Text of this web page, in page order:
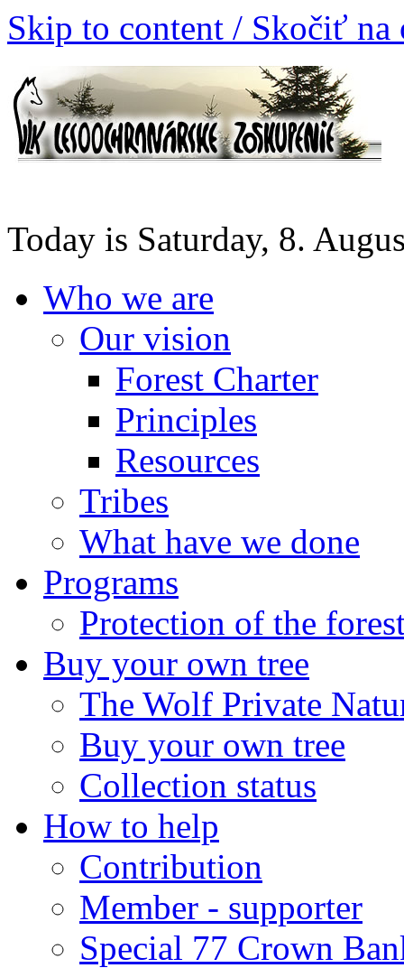
Skip to content / Skočiť na
Today is Saturday, 8.
Who we are
Our vision
Forest Charter
Principles
Resources
Tribes
What have we done
Programs
Protection of the
Buy your own tree
The Wolf Private
Buy your own tree
Collection status
How to help
Contribution
Member - supporter
Special 77 Crown